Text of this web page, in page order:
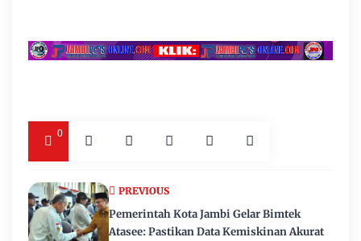
0
PREVIOUS
Pemerintah Kota Jambi Gelar Bimtek
Atasee: Pastikan Data Kemiskinan Akurat